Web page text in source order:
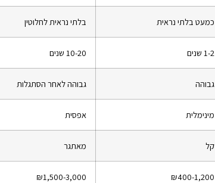
כמעט בלתי נראית בלתי נראית לחלוטין
1-2 שנים 10-20 שנים
גבוהה גבוהה לאחר הסתגלות
מינימלית אפסית
קל מאתגר
₪400-1,200
₪1,500-3,000